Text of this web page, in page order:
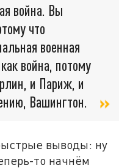
война. Вы
что
военная
война, потому
и Париж, и
Вашингтон.
выводы: ну
то начнём